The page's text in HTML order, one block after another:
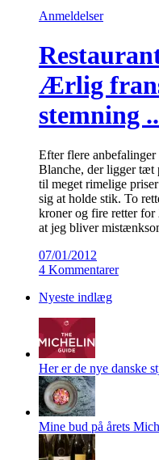
Anmeldelser
Ærlig
stemning
Efter flere anbefalinger
Blanche, der ligger tæt
til meget rimelige
sig at holde stik. To
kroner og fire retter for
at jeg bliver
07/01/2012
4 Kommentarer
Nyeste indlæg
Her er de nye danske
Mine bud på årets